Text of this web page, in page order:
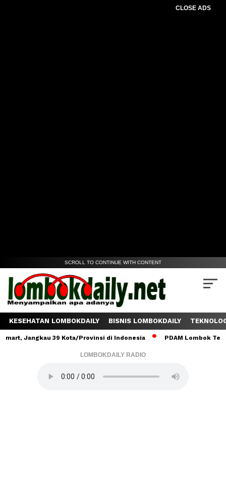
CLOSE ADS
SCROLL TO CONTINUE WITH CONTENT
KESEHATAN LOMBOKDAILY BISNIS LOMBOKDAILY
39 Kota/Provinsi di Indonesia PDAM Lombok Tengah
LOMBOKDAILY RADIO